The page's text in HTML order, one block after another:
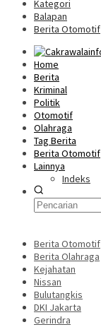
Kategori
Balapan
Berita Otomotif
Home
Berita
Kriminal
Politik
Otomotif
Olahraga
Tag Berita
Berita Otomotif
Lainnya
Indeks
Berita Otomotif
Berita Olahraga
Kejahatan
Nissan
Bulutangkis
DKI Jakarta
Gerindra